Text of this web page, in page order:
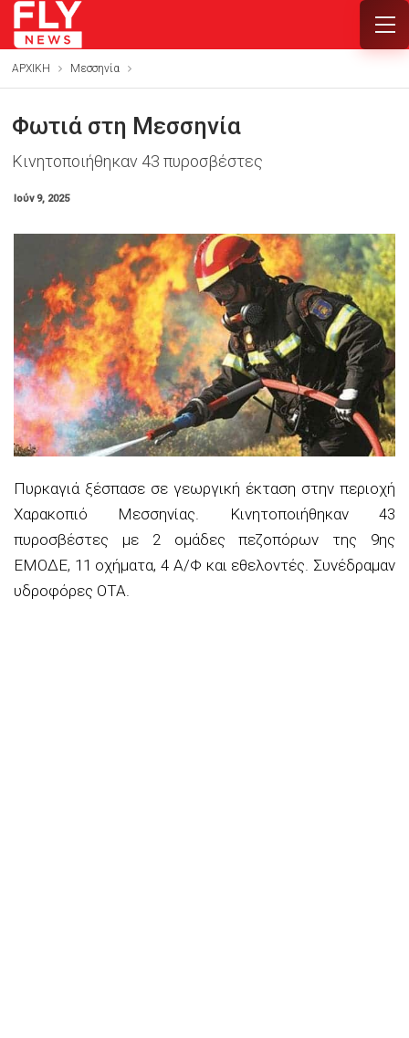
ΑΡΧΙΚΗ Μεσσηνία
Φωτιά στη Μεσσηνία
Κινητοποιήθηκαν 43 πυροσβέστες
Ιούν 9, 2025
Πυρκαγιά ξέσπασε σε γεωργική έκταση στην περιοχή
Χαρακοπιό Μεσσηνίας. Κινητοποιήθηκαν 43
πυροσβέστες με 2 ομάδες πεζοπόρων της 9ης
ΕΜΟΔΕ, 11 οχήματα, 4 Α/Φ και εθελοντές. Συνέδραμαν
υδροφόρες ΟΤΑ.